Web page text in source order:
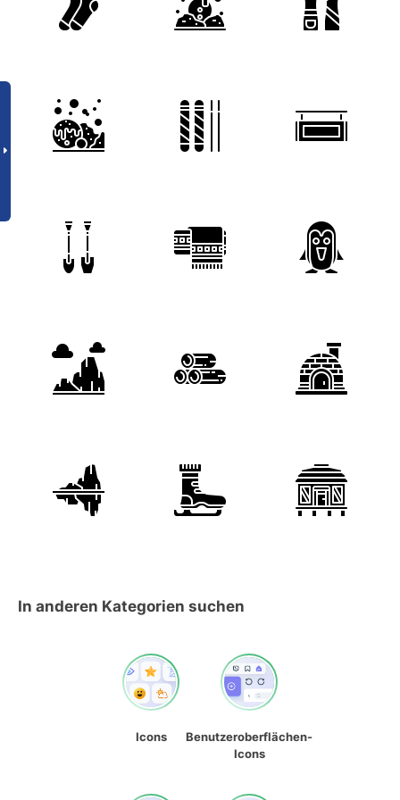
In anderen Kategorien suchen
Icons
Benutzeroberflächen-
Icons